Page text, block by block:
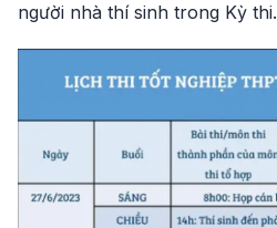
người nhà thí sinh trong Kỳ thi.